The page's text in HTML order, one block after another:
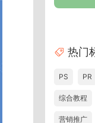
热门
PS PR
综合教程
营销推广